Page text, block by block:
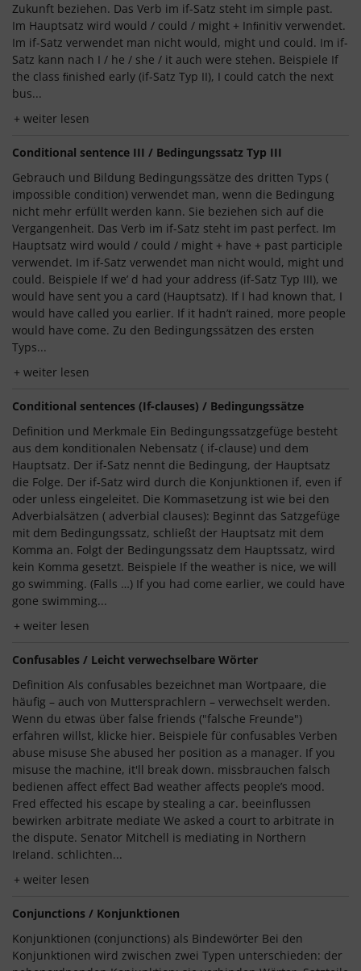
Zukunft beziehen. Das Verb im if-Satz steht im simple past.
Im Hauptsatz wird would / could / might + Inﬁnitiv verwendet.
Im if-Satz verwendet man nicht would, might und could. Im if-
Satz kann nach I / he / she / it auch were stehen. Beispiele If
the class ﬁnished early (if-Satz Typ II), I could catch the next
bus...
weiter lesen
Conditional sentence III / Bedingungssatz Typ III
Gebrauch und Bildung Bedingungssätze des dritten Typs (
impossible condition) verwendet man, wenn die Bedingung
nicht mehr erfüllt werden kann. Sie beziehen sich auf die
Vergangenheit. Das Verb im if-Satz steht im past perfect. Im
Hauptsatz wird would / could / might + have + past participle
verwendet. Im if-Satz verwendet man nicht would, might und
could. Beispiele If we’ d had your address (if-Satz Typ III), we
would have sent you a card (Hauptsatz). If I had known that, I
would have called you earlier. If it hadn’t rained, more people
would have come. Zu den Bedingungssätzen des ersten
Typs...
weiter lesen
Conditional sentences (If-clauses) / Bedingungssätze
Definition und Merkmale Ein Bedingungssatzgefüge besteht
aus dem konditionalen Nebensatz ( if-clause) und dem
Hauptsatz. Der if-Satz nennt die Bedingung, der Hauptsatz
die Folge. Der if-Satz wird durch die Konjunktionen if, even if
oder unless eingeleitet. Die Kommasetzung ist wie bei den
Adverbialsätzen ( adverbial clauses): Beginnt das Satzgefüge
mit dem Bedingungssatz, schließt der Hauptsatz mit dem
Komma an. Folgt der Bedingungssatz dem Hauptssatz, wird
kein Komma gesetzt. Beispiele If the weather is nice, we will
go swimming. (Falls …) If you had come earlier, we could have
gone swimming...
weiter lesen
Confusables / Leicht verwechselbare Wörter
Definition Als confusables bezeichnet man Wortpaare, die
häufig – auch von Muttersprachlern – verwechselt werden.
Wenn du etwas über false friends ("falsche Freunde")
erfahren willst, klicke hier. Beispiele für confusables Verben
abuse misuse She abused her position as a manager. If you
misuse the machine, it'll break down. missbrauchen falsch
bedienen affect effect Bad weather affects people’s mood.
Fred effected his escape by stealing a car. beeinflussen
bewirken arbitrate mediate We asked a court to arbitrate in
the dispute. Senator Mitchell is mediating in Northern
Ireland. schlichten...
weiter lesen
Conjunctions / Konjunktionen
Konjunktionen (conjunctions) als Bindewörter Bei den
Konjunktionen wird zwischen zwei Typen unterschieden: der